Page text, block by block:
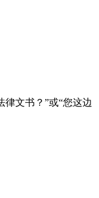
律文书？”或“您这边